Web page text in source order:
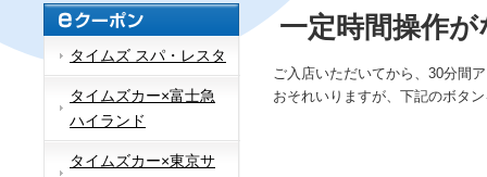
タイムズ スパ・レスタ
タイムズカー×富士急
ハイランド
タイムズカー×東京サ
一定時間操作
ご入店いただいてから、30分間
おそれいりますが、下記のボタ